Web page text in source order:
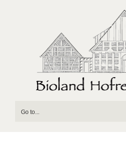
Go to...